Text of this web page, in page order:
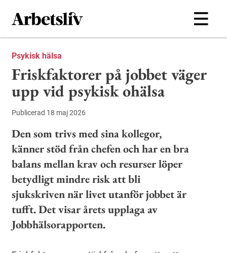
Hoppa till huvudinnehållet
Psykisk hälsa
Friskfaktorer på jobbet väger
upp vid psykisk ohälsa
Publicerad 18 maj 2026
Den som trivs med sina kollegor,
känner stöd från chefen och har en bra
balans mellan krav och resurser löper
betydligt mindre risk att bli
sjukskriven när livet utanför jobbet är
tufft. Det visar årets upplaga av
Jobbhälsorapporten.